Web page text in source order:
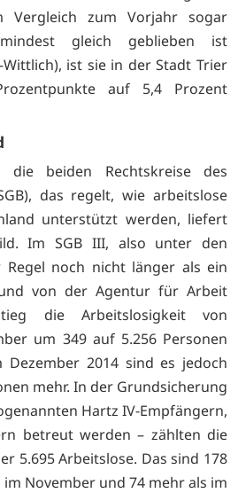
Vergleich zum Vorjahr sogar
gleich geblieben ist
ist sie in der Stadt Trier
auf 5,4 Prozent
beiden Rechtskreise des
das regelt, wie arbeitslose
unterstützt werden, liefert
Im SGB III, also unter den
noch nicht länger als ein
von der Agentur für Arbeit
die Arbeitslosigkeit von
um 349 auf 5.256 Personen
2014 sind es jedoch
mehr. In der Grundsicherung
Hartz IV-Empfängern,
betreut werden – zählten die
5.695 Arbeitslose. Das sind 178
im November und 74 mehr als im